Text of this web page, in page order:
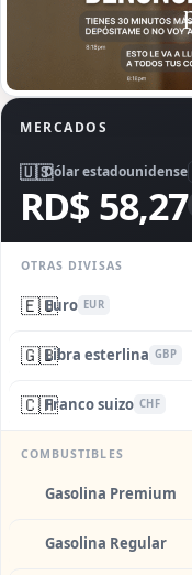
MERCADOS
🇺🇸Dólar estadounidense
RD$ 58,27
OTRAS DIVISAS
🇪🇺Euro EUR
🇬🇧Libra esterlina GBP
🇨🇭Franco suizo CHF
COMBUSTIBLES
Gasolina Premium
Gasolina Regular